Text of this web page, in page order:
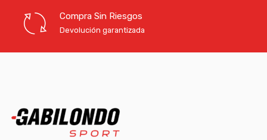
Compra Sin Riesgos
Devolución garantizada